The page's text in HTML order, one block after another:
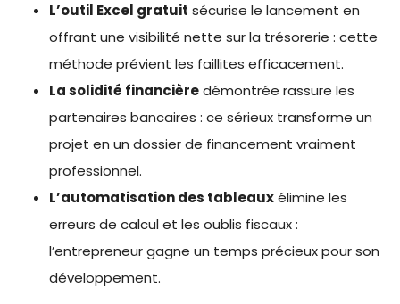
L’outil Excel gratuit sécurise le lancement en
offrant une visibilité nette sur la trésorerie : cette
méthode prévient les faillites efficacement.
La solidité financièredémontrée rassure les
partenaires bancaires : ce sérieux transforme un
projet en un dossier de financement vraiment
professionnel.
L’automatisation des tableauxélimine les
erreurs de calcul et les oublis fiscaux :
l’entrepreneur gagne un temps précieux pour son
développement.